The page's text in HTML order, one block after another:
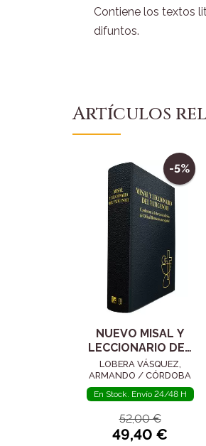
Contiene los textos
difuntos.
Artículos
-5%
NUEVO MISAL Y
LECCIONARIO DEL
VATICANO II
LOBERA VÁSQUEZ,
ARMANDO / CÓRDOBA
SALMERÓN, MIGUEL
En Stock. Envío 24/48 H
52,00 €
49,40 €